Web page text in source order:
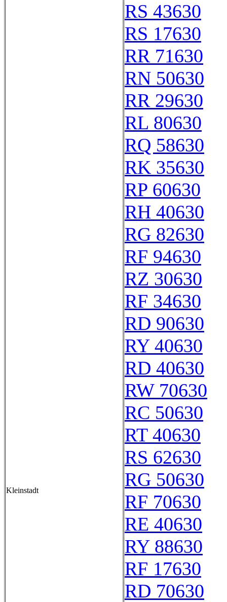
Kleinstadt
RS 43630
RS 17630
RR 71630
RN 50630
RR 29630
RL 80630
RQ 58630
RK 35630
RP 60630
RH 40630
RG 82630
RF 94630
RZ 30630
RF 34630
RD 90630
RY 40630
RD 40630
RW 70630
RC 50630
RT 40630
RS 62630
RG 50630
RF 70630
RE 40630
RY 88630
RF 17630
RD 70630